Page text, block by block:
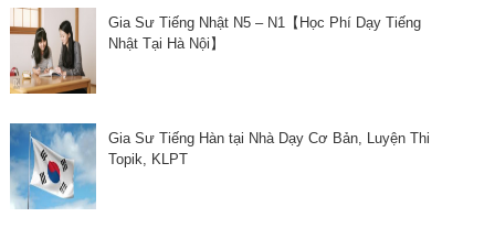
Gia Sư Tiếng Nhật N5 – N1【Học Phí Dạy Tiếng
Nhật Tại Hà Nội】
Gia Sư Tiếng Hàn tại Nhà Dạy Cơ Bản, Luyện Thi
Topik, KLPT